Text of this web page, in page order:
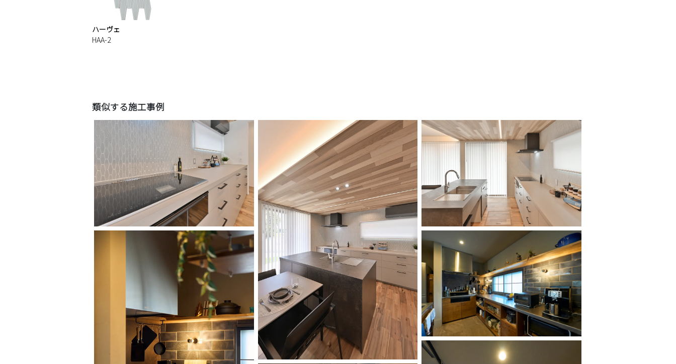
ハーヴェ
HAA-2
類似する施工事例